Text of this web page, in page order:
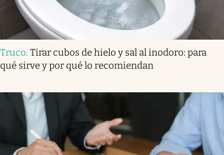
Truco. Tirar cubos de hielo y sal al inodoro: para
qué sirve y por qué lo recomiendan